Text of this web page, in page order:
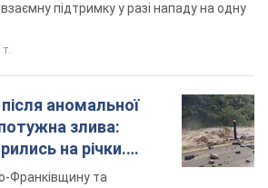
підтримку у разі нападу на одну
т.
аномальної
злива:
на річки.
Франківщину та